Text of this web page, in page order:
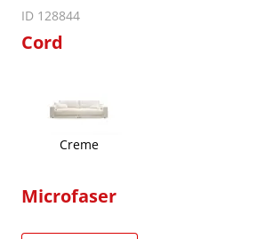
ID 128844
Cord
Creme
Microfaser